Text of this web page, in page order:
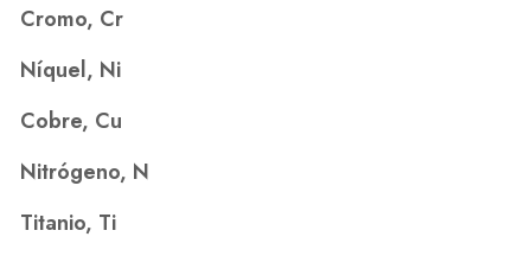
Cromo, Cr
Níquel, Ni
Cobre, Cu
Nitrógeno, N
Titanio, Ti